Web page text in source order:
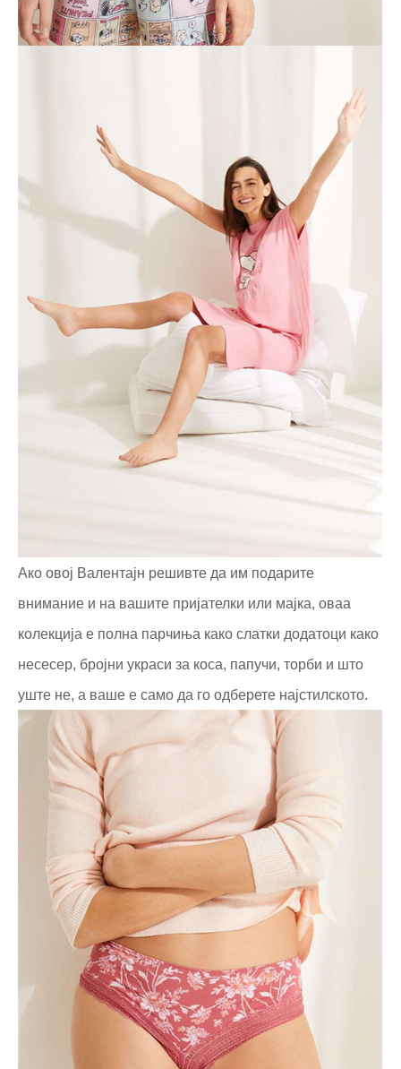
Ако овој Валентајн решивте да им подарите
внимание и на вашите пријателки или мајка, оваа
колекција е полна парчиња како слатки додатоци како
несесер, бројни украси за коса, папучи, торби и што
уште не, а ваше е само да го одберете најстилското.